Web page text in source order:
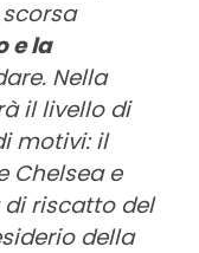
e la
Nella
il livello di
motivi: il
Chelsea e
di riscatto del
della